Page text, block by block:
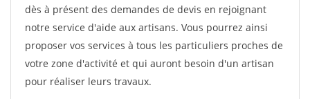
dès à présent des demandes de devis en rejoignant
notre service d'aide aux artisans. Vous pourrez ainsi
proposer vos services à tous les particuliers proches de
votre zone d'activité et qui auront besoin d'un artisan
pour réaliser leurs travaux.